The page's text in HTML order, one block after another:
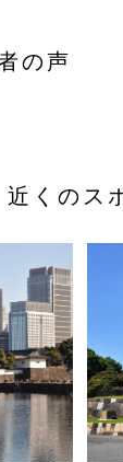
の声
近くのス